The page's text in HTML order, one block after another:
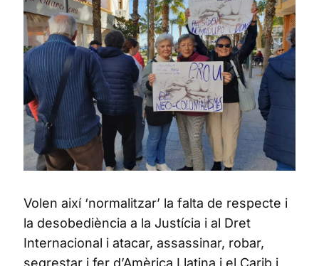
Volen així ‘normalitzar’ la falta de respecte i
la desobediència a la Justícia i al Dret
Internacional i atacar, assassinar, robar,
segrestar i fer d’Amèrica Llatina i el Carib i